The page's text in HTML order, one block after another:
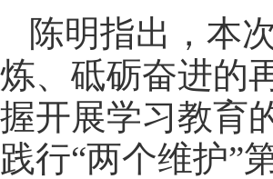
陈明指出，本
炼、砥砺奋进的
握开展学习教育
践行“两个维护”